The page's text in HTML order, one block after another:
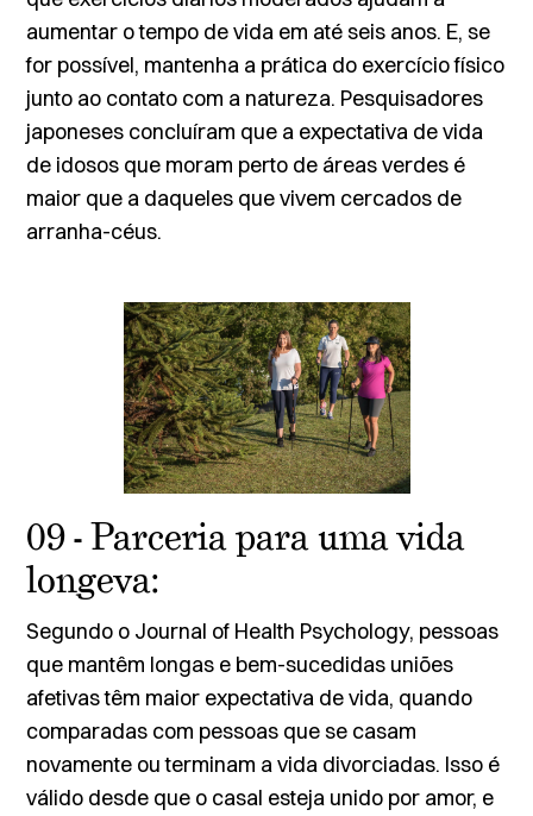
aumentar o tempo de vida em até seis anos. E, se
for possível, mantenha a prática do exercício físico
junto ao contato com a natureza. Pesquisadores
japoneses concluíram que a expectativa de vida
de idosos que moram perto de áreas verdes é
maior que a daqueles que vivem cercados de
arranha-céus.
09 - Parceria para uma vida
longeva:
Segundo o Journal of Health Psychology, pessoas
que mantêm longas e bem-sucedidas uniões
afetivas têm maior expectativa de vida, quando
comparadas com pessoas que se casam
novamente ou terminam a vida divorciadas. Isso é
válido desde que o casal esteja unido por amor, e